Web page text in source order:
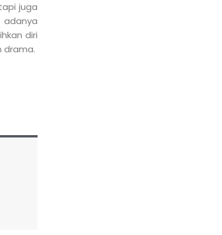
juga
diri
drama.